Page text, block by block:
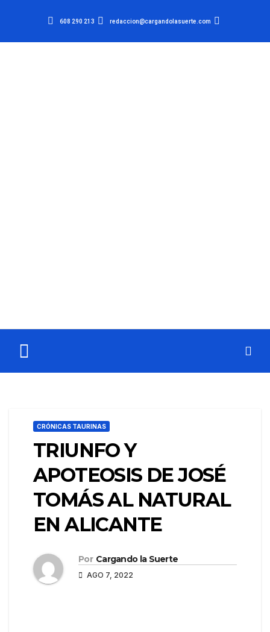
608 290 213 redaccion@cargandolasuerte.com
CRÓNICAS TAURINAS
TRIUNFO Y
APOTEOSIS DE JOSÉ
TOMÁS AL NATURAL
EN ALICANTE
Por Cargando la Suerte
AGO 7, 2022